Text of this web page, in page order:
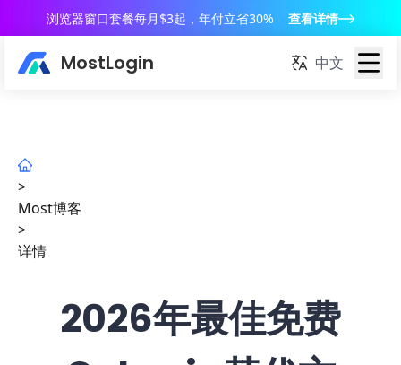
浏览器窗口套餐每月$3起，年付立省30% 查看详情
MostLogin 中文
>
Most博客
>
详情
2026年最佳免费